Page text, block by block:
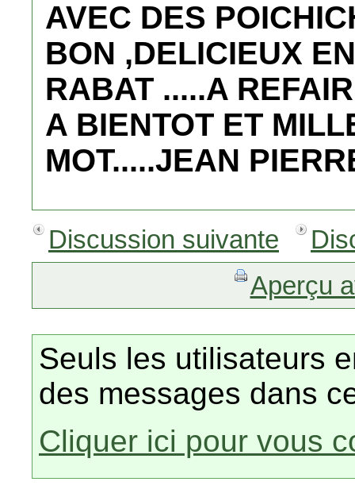
AVEC DES
BON ,DELICIEUX
RABAT .....A
A BIENTOT ET
MOT.....JEAN
Discussion suivante
Aperçu
Seuls les utilisateurs
des messages dans
Cliquer ici pour vous